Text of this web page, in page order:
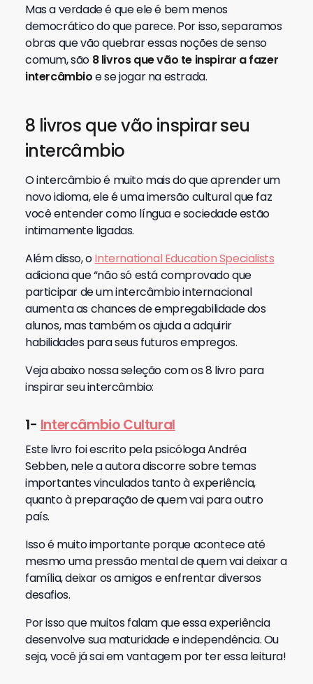
Mas a verdade é que ele é bem menos
democrático do que parece. Por isso, separamos
obras que vão quebrar essas noções de senso
comum, são 8 livros que vão te inspirar a fazer
intercâmbioe se jogar na estrada.
8 livros que vão inspirar seu
intercâmbio
O intercâmbio é muito mais do que aprender um
novo idioma, ele é uma imersão cultural que faz
você entender como língua e sociedade estão
intimamente ligadas.
Além disso, oInternational Education Specialists
adiciona que “não só está comprovado que
participar de um intercâmbio internacional
aumenta as chances de empregabilidade dos
alunos, mas também os ajuda a adquirir
habilidades para seus futuros empregos.
Veja abaixo nossa seleção com os 8 livro para
inspirar seu intercâmbio:
1- Intercâmbio Cultural
Este livro foi escrito pela psicóloga Andréa
Sebben, nele a autora discorre sobre temas
importantes vinculados tanto à experiência,
quanto à preparação de quem vai para outro
país.
Isso é muito importante porque acontece até
mesmo uma pressão mental de quem vai deixar a
família, deixar os amigos e enfrentar diversos
desafios.
Por isso que muitos falam que essa experiência
desenvolve sua maturidade e independência. Ou
seja, você já sai em vantagem por ter essa leitura!